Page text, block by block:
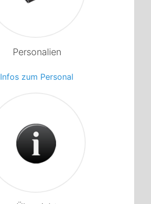
Personalien
Infos zum Personal